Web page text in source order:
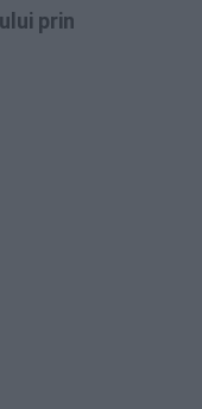
prin